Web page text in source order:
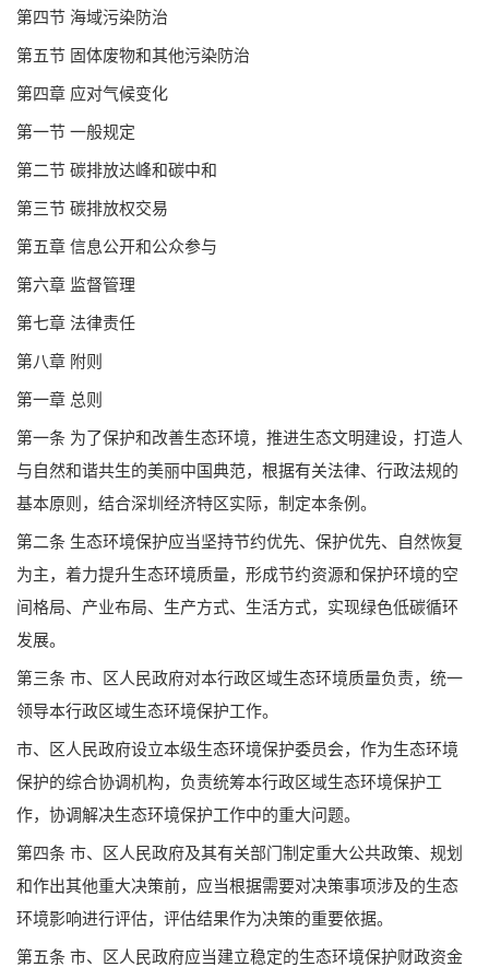
第四节 海域污染防治
第五节 固体废物和其他污染防治
第四章 应对气候变化
第一节 一般规定
第二节 碳排放达峰和碳中和
第三节 碳排放权交易
第五章 信息公开和公众参与
第六章 监督管理
第七章 法律责任
第八章 附则
第一章 总则
第一条 为了保护和改善生态环境，推进生态文明建设，打造人
与自然和谐共生的美丽中国典范，根据有关法律、行政法规的
基本原则，结合深圳经济特区实际，制定本条例。
第二条 生态环境保护应当坚持节约优先、保护优先、自然恢复
为主，着力提升生态环境质量，形成节约资源和保护环境的空
间格局、产业布局、生产方式、生活方式，实现绿色低碳循环
发展。
第三条 市、区人民政府对本行政区域生态环境质量负责，统一
领导本行政区域生态环境保护工作。
市、区人民政府设立本级生态环境保护委员会，作为生态环境
保护的综合协调机构，负责统筹本行政区域生态环境保护工
作，协调解决生态环境保护工作中的重大问题。
第四条 市、区人民政府及其有关部门制定重大公共政策、规划
和作出其他重大决策前，应当根据需要对决策事项涉及的生态
环境影响进行评估，评估结果作为决策的重要依据。
第五条 市、区人民政府应当建立稳定的生态环境保护财政资金